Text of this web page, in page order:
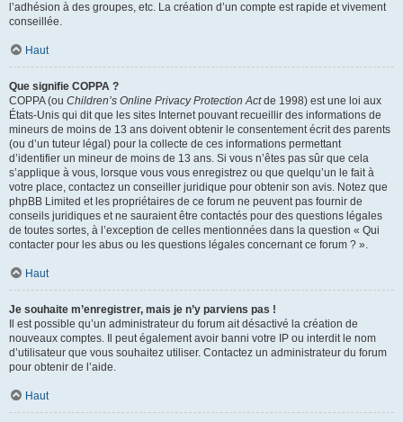
l’adhésion à des groupes, etc. La création d’un compte est rapide et vivement
conseillée.
Haut
Que signifie COPPA ?
COPPA (ou Children’s Online Privacy Protection Actde 1998) est une loi aux
États-Unis qui dit que les sites Internet pouvant recueillir des informations de
mineurs de moins de 13 ans doivent obtenir le consentement écrit des parents
(ou d’un tuteur légal) pour la collecte de ces informations permettant
d’identifier un mineur de moins de 13 ans. Si vous n’êtes pas sûr que cela
s’applique à vous, lorsque vous vous enregistrez ou que quelqu’un le fait à
votre place, contactez un conseiller juridique pour obtenir son avis. Notez que
phpBB Limited et les propriétaires de ce forum ne peuvent pas fournir de
conseils juridiques et ne sauraient être contactés pour des questions légales
de toutes sortes, à l’exception de celles mentionnées dans la question « Qui
contacter pour les abus ou les questions légales concernant ce forum ? ».
Haut
Je souhaite m’enregistrer, mais je n’y parviens pas !
Il est possible qu’un administrateur du forum ait désactivé la création de
nouveaux comptes. Il peut également avoir banni votre IP ou interdit le nom
d’utilisateur que vous souhaitez utiliser. Contactez un administrateur du forum
pour obtenir de l’aide.
Haut